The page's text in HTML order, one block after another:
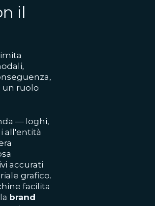
il
un ruolo
— loghi,
all'entità
accurati
grafico.
facilita
brand